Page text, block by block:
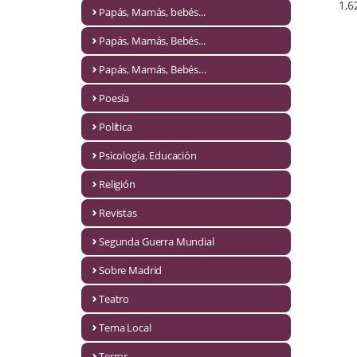
Novela Extranjera
Novela fantástica
Novela romántica
Otros idiomas
Papás, Mamás, bebés...
Papás, Mamás, Bebés...
Papás, Mamás, Bebés…
Papás, Mamás, bebés...
Papás, Mamás, Bebés...
Papás, Mamás, Bebés…
Poesía
Política
Psicología. Educación
Religión
Revistas
Segunda Guerra Mundial
Sobre Madrid
Teatro
Tema Local